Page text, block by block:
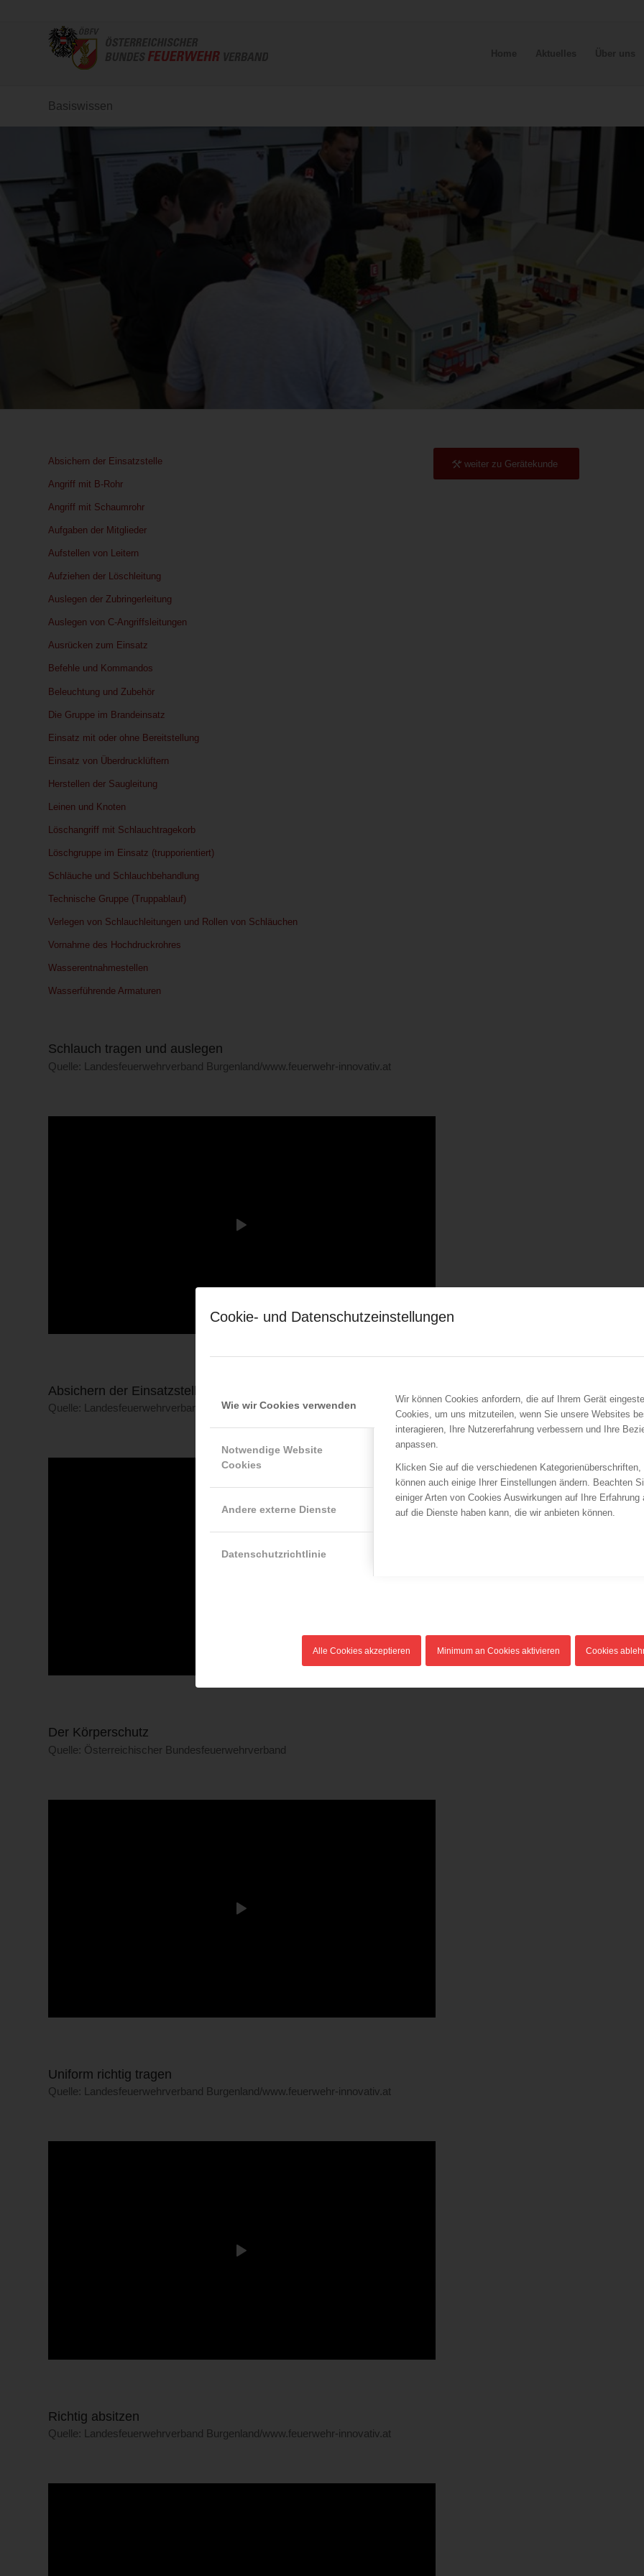
Cookie- und Datenschutzeinstellungen
Wie wir Cookies verwenden
Notwendige Website
Cookies
Andere externe Dienste
Datenschutzrichtlinie
Wir können Cookies anfordern, die auf Ihrem Gerät
Cookies, um uns mitzuteilen, wenn Sie unsere Websites
interagieren, Ihre Nutzererfahrung verbessern und Ihre
anpassen.
Klicken Sie auf die verschiedenen
können auch einige Ihrer Einstellungen ändern. Beachten
einiger Arten von Cookies Auswirkungen auf Ihre
auf die Dienste haben kann, die wir anbieten können.
Alle Cookies akzeptieren Minimum an Cookies aktivieren Cookies
Basiswissen
Absichern der Einsatzstelle
Angriff mit B-Rohr
Angriff mit Schaumrohr
Aufgaben der Mitglieder
Aufstellen von Leitern
Aufziehen der Löschleitung
Auslegen der Zubringerleitung
Auslegen von C-Angriffsleitungen
Ausrücken zum Einsatz
Befehle und Kommandos
Beleuchtung und Zubehör
Die Gruppe im Brandeinsatz
Einsatz mit oder ohne Bereitstellung
Einsatz von Überdrucklüftern
Herstellen der Saugleitung
Leinen und Knoten
Löschangriff mit Schlauchtragekorb
Löschgruppe im Einsatz (trupporientiert)
Schläuche und Schlauchbehandlung
Technische Gruppe (Truppablauf)
Verlegen von Schlauchleitungen und Rollen von Schläuchen
Vornahme des Hochdruckrohres
Wasserentnahmestellen
Wasserführende Armaturen
weiter zu Gerätekunde
Schlauch tragen und auslegen
Quelle: Landesfeuerwehrverband Burgenland/www.feuerwehr-innovativ.at
Absichern der Einsatzstelle
Quelle: Landesfeuerwehrverband Burgenland/www.feuerwehr-innovativ.at
Der Körperschutz
Quelle: Österreichischer Bundesfeuerwehrverband
Uniform richtig tragen
Quelle: Landesfeuerwehrverband Burgenland/www.feuerwehr-innovativ.at
Richtig absitzen
Quelle: Landesfeuerwehrverband Burgenland/www.feuerwehr-innovativ.at